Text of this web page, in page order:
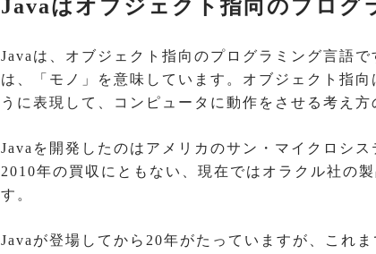
Javaはオブジェクト指向のプログ
Javaは、オブジェクト指向のプログラミング言語で
は、「モノ」を意味しています。オブジェクト指向
うに表現して、コンピュータに動作をさせる考え方
Javaを開発したのはアメリカのサン・マイクロシス
2010年の買収にともない、現在ではオラクル社の
す。
Javaが登場してから20年がたっていますが、これ